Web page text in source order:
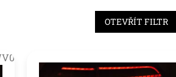
OTEVŘÍT FILTR